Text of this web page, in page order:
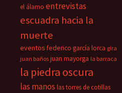
el álamo entrevistas
escuadra hacia la
muerte
eventos federico garcía lorca gira
juan baños juan mayorga la barraca
la piedra oscura
las manos las torres de cotillas